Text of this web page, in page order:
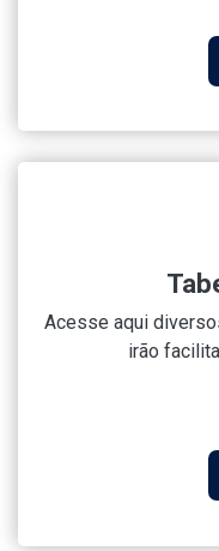
Acesse aqui
irão